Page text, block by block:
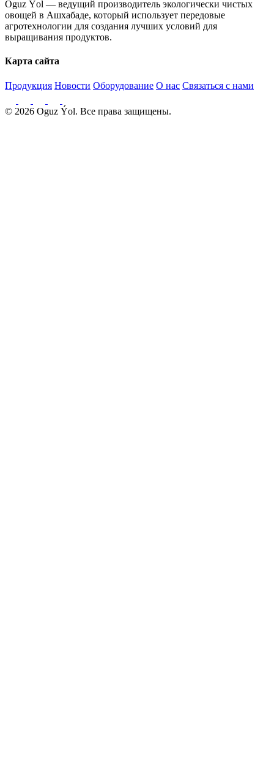
Oguz Ýol — ведущий производитель экологически чистых
овощей в Ашхабаде, который использует передовые
агротехнологии для создания лучших условий для
выращивания продуктов.
Карта сайта
Продукция Новости Оборудование О нас Связаться с нами
© 2026 Oguz Ýol. Все права защищены.